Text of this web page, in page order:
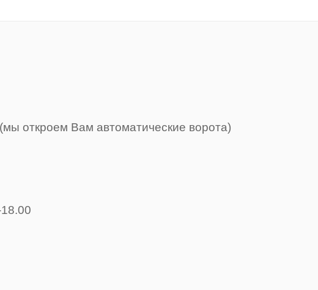
(мы откроем Вам автоматические ворота)